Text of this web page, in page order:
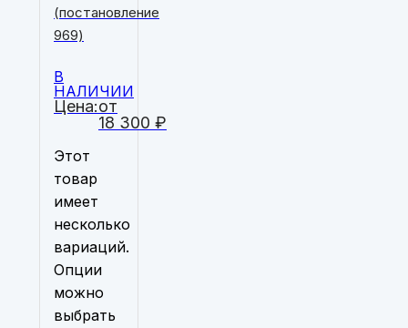
Цена:от
18 300 ₽
(постановление
969)
В
НАЛИЧИИ
Этот
товар
имеет
несколько
вариаций.
Опции
можно
выбрать